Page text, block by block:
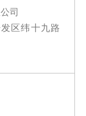
司
区纬十九路